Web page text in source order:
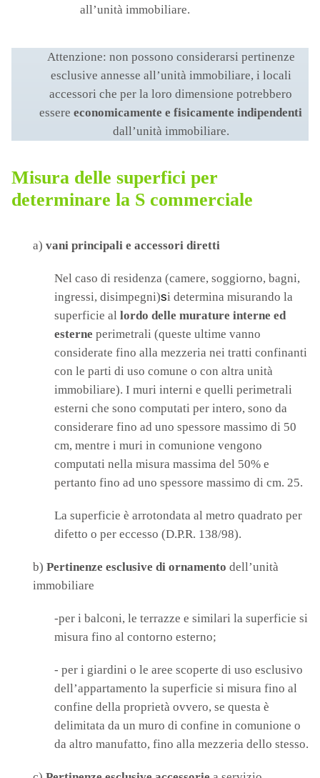
all’unità immobiliare.
Attenzione: non possono considerarsi pertinenze
esclusive annesse all’unità immobiliare, i locali
accessori che per la loro dimensione potrebbero
essere economicamente e fisicamente indipendenti
dall’unità immobiliare.
Misura delle superfici per
determinare la S commerciale
a) vani principali e accessori diretti
Nel caso di residenza (camere, soggiorno, bagni,
ingressi, disimpegni)si determina misurando la
superficie al lordo delle murature interne ed
esterne perimetrali (queste ultime vanno
considerate fino alla mezzeria nei tratti confinanti
con le parti di uso comune o con altra unità
immobiliare). I muri interni e quelli perimetrali
esterni che sono computati per intero, sono da
considerare fino ad uno spessore massimo di 50
cm, mentre i muri in comunione vengono
computati nella misura massima del 50% e
pertanto fino ad uno spessore massimo di cm. 25.
La superficie è arrotondata al metro quadrato per
difetto o per eccesso (D.P.R. 138/98).
b) Pertinenze esclusive di ornamento dell’unità
immobiliare
-per i balconi, le terrazze e similari la superficie si
misura fino al contorno esterno;
- per i giardini o le aree scoperte di uso esclusivo
dell’appartamento la superficie si misura fino al
confine della proprietà ovvero, se questa è
delimitata da un muro di confine in comunione o
da altro manufatto, fino alla mezzeria dello stesso.